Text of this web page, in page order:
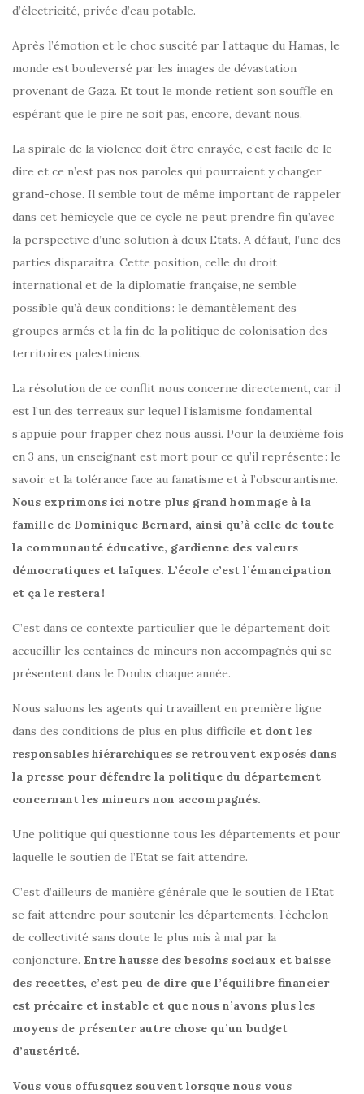
d’électricité, privée d’eau potable.
Après l’émotion et le choc suscité par l’attaque du Hamas, le
monde est bouleversé par les images de dévastation
provenant de Gaza. Et tout le monde retient son souffle en
espérant que le pire ne soit pas, encore, devant nous.
La spirale de la violence doit être enrayée, c’est facile de le
dire et ce n’est pas nos paroles qui pourraient y changer
grand-chose. Il semble tout de même important de rappeler
dans cet hémicycle que ce cycle ne peut prendre fin qu’avec
la perspective d’une solution à deux Etats. A défaut, l’une des
parties disparaitra. Cette position, celle du droit
international et de la diplomatie française, ne semble
possible qu’à deux conditions : le démantèlement des
groupes armés et la fin de la politique de colonisation des
territoires palestiniens.
La résolution de ce conflit nous concerne directement, car il
est l’un des terreaux sur lequel l’islamisme fondamental
s’appuie pour frapper chez nous aussi. Pour la deuxième fois
en 3 ans, un enseignant est mort pour ce qu’il représente : le
savoir et la tolérance face au fanatisme et à l’obscurantisme.
Nous exprimons ici notre plus grand hommage à la
famille de Dominique Bernard, ainsi qu’à celle de toute
la communauté éducative, gardienne des valeurs
démocratiques et laïques. L’école c’est l’émancipation
et ça le restera !
C’est dans ce contexte particulier que le département doit
accueillir les centaines de mineurs non accompagnés qui se
présentent dans le Doubs chaque année.
Nous saluons les agents qui travaillent en première ligne
dans des conditions de plus en plus difficile et dont les
responsables hiérarchiques se retrouvent exposés dans
la presse pour défendre la politique du département
concernant les mineurs non accompagnés.
Une politique qui questionne tous les départements et pour
laquelle le soutien de l’Etat se fait attendre.
C’est d’ailleurs de manière générale que le soutien de l’Etat
se fait attendre pour soutenir les départements, l’échelon
de collectivité sans doute le plus mis à mal par la
conjoncture. Entre hausse des besoins sociaux et baisse
des recettes, c’est peu de dire que l’équilibre financier
est précaire et instable et que nous n’avons plus les
moyens de présenter autre chose qu’un budget
d’austérité.
Vous vous offusquez souvent lorsque nous vous